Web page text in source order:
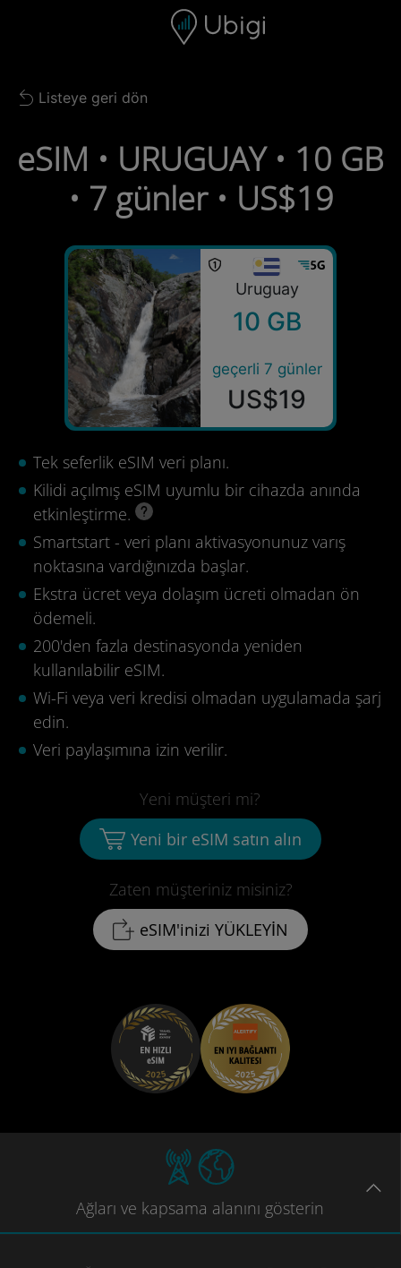
Gezinme çubuğu Alt bilgi
Back to list
Listeye geri dön
eSIM • URUGUAY • 10 GB
• 7 günler • US$19
Uruguay
10 GB
geçerli 7 günler
US$19
Tek seferlik eSIM veri planı.
Kilidi açılmış eSIM uyumlu bir cihazda anında
etkinleştirme.
Smartstart - veri planı aktivasyonunuz varış
noktasına vardığınızda başlar.
Ekstra ücret veya dolaşım ücreti olmadan ön
ödemeli.
200'den fazla destinasyonda yeniden
kullanılabilir eSIM.
Wi-Fi veya veri kredisi olmadan uygulamada şarj
edin.
Veri paylaşımına izin verilir.
Zaten müşteriniz misiniz?
eSIM'inizi YÜKLEYİN
Yeni müşteri mi?
Yeni bir eSIM satın alın
Ağları ve kapsama alanını gösterin